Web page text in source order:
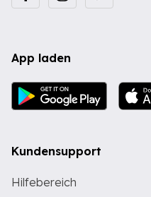
App laden
Kundensupport
Hilfebereich